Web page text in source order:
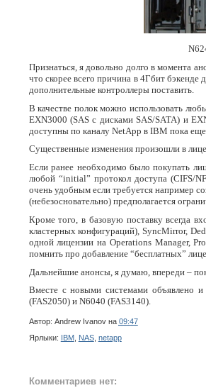
Признаться, я довольно долго в момента
что скорее всего причина в 4Гбит
дополнительные контроллеры поставить.
В качестве полок можно использовать
EXN3000 (SAS с дисками SAS/SATA) и
доступны по каналу NetApp в IBM пока еще
Существенные изменения произошли в
Если ранее необходимо было покупать
любой “initial” протокол доступа (CIFS/
очень удобным если требуется например
(небезосновательно) предполагается
Кроме того, в базовую поставку всегда
кластерных конфигураций), SyncMirror,
одной лицензии на Operations Manager,
помнить про добавление “бесплатных”
Дальнейшие анонсы, я думаю, впереди –
Вместе с новыми системами объявлено
(FAS2050) и N6040 (FAS3140).
Автор: Andrew Ivanov на 09:47
Ярлыки: IBM, NAS, netapp
Комментариев нет: